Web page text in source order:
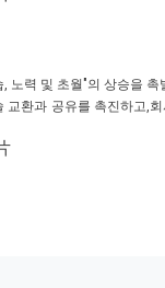
력 및 초월"의 상승을
환과 공유를 촉진하고,